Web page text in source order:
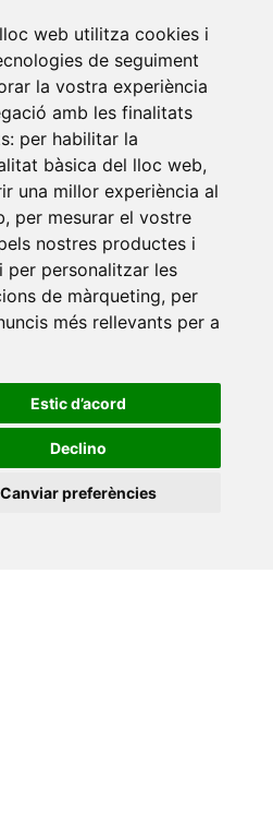
web utilitza cookies i
de seguiment
la vostra experiència
amb les finalitats
per habilitar la
bàsica del lloc web,
una millor experiència al
, per mesurar el vostre
nostres productes i
per personalitzar les
de màrqueting, per
més rellevants per a
Estic d’acord
Declino
Canviar preferències
10
s/n